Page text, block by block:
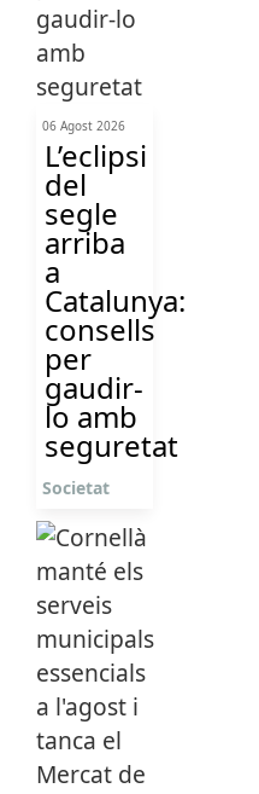
06 Agost 2026
L’eclipsi
del
segle
arriba
a
Catalunya:
consells
per
gaudir-
lo amb
seguretat
Societat